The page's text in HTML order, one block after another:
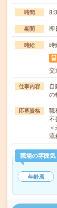
時間
期間 即
時給 時
交
仕事内容
自
の
応募資格
職
不
流
職場の雰囲気
年齢層